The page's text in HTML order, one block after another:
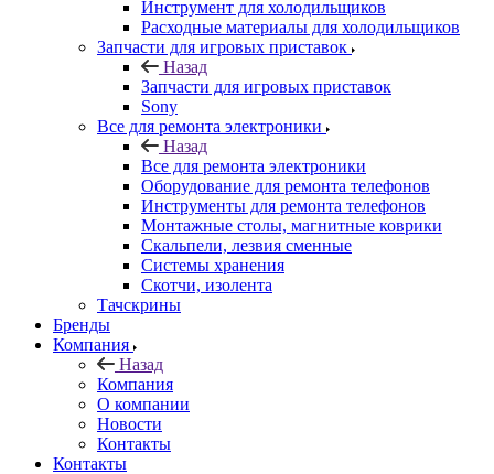
Инструмент для холодильщиков
Расходные материалы для холодильщиков
Запчасти для игровых приставок
Назад
Запчасти для игровых приставок
Sony
Все для ремонта электроники
Назад
Все для ремонта электроники
Оборудование для ремонта телефонов
Инструменты для ремонта телефонов
Монтажные столы, магнитные коврики
Скальпели, лезвия сменные
Системы хранения
Скотчи, изолента
Тачскрины
Бренды
Компания
Назад
Компания
О компании
Новости
Контакты
Контакты